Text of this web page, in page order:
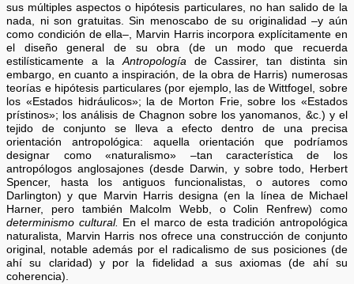
sus múltiples aspectos o hipótesis particulares, no han salido de la
nada, ni son gratuitas. Sin menoscabo de su originalidad –y aún
como condición de ella–, Marvin Harris incorpora explícitamente en
el diseño general de su obra (de un modo que recuerda
estilísticamente a laAntropologíade Cassirer, tan distinta sin
embargo, en cuanto a inspiración, de la obra de Harris) numerosas
teorías e hipótesis particulares (por ejemplo, las de Wittfogel, sobre
los «Estados hidráulicos»; la de Morton Frie, sobre los «Estados
prístinos»; los análisis de Chagnon sobre los yanomanos, &c.) y el
tejido de conjunto se lleva a efecto dentro de una precisa
orientación antropológica: aquella orientación que podríamos
designar como «naturalismo» –tan característica de los
antropólogos anglosajones (desde Darwin, y sobre todo, Herbert
Spencer, hasta los antiguos funcionalistas, o autores como
Darlington) y que Marvin Harris designa (en la línea de Michael
Harner, pero también Malcolm Webb, o Colin Renfrew) como
determinismo cultural. En el marco de esta tradición antropológica
naturalista, Marvin Harris nos ofrece una construcción de conjunto
original, notable además por el radicalismo de sus posiciones (de
ahí su claridad) y por la fidelidad a sus axiomas (de ahí su
coherencia).